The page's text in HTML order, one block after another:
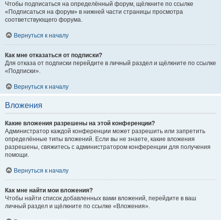
Чтобы подписаться на определённый форум, щёлкните по ссылке
«Подписаться на форум» в нижней части страницы просмотра
соответствующего форума.
Вернуться к началу
Как мне отказаться от подписки?
Для отказа от подписки перейдите в личный раздел и щёлкните по ссылке
«Подписки».
Вернуться к началу
Вложения
Какие вложения разрешены на этой конференции?
Администратор каждой конференции может разрешить или запретить
определённые типы вложений. Если вы не знаете, какие вложения
разрешены, свяжитесь с администратором конференции для получения
помощи.
Вернуться к началу
Как мне найти мои вложения?
Чтобы найти список добавленных вами вложений, перейдите в ваш
личный раздел и щёлкните по ссылке «Вложения».